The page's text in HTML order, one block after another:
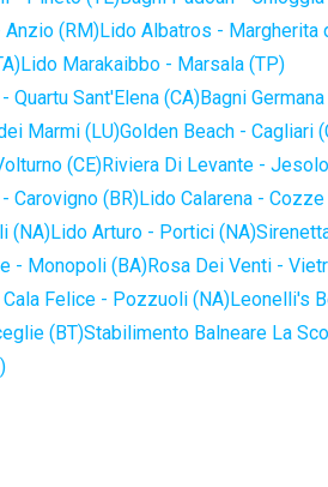
Anzio (RM)Lido Albatros - Margherita
Lido Marakaibbo - Marsala (TP)
Quartu Sant'Elena (CA)Bagni
Marmi (LU)Golden Beach - Cagliari
(CE)Riviera Di Levante -
Carovigno (BR)Lido Calarena -
(NA)Lido Arturo - Portici (NA)
- Monopoli (BA)Rosa Dei Venti -
Felice - Pozzuoli (NA)Leonelli's
(BT)Stabilimento Balneare La